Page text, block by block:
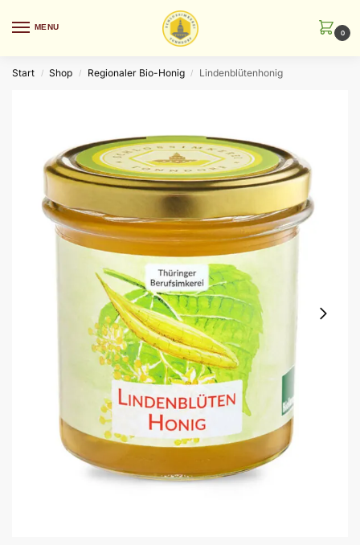
MENU
0
Start / Shop / Regionaler Bio-Honig / Lindenblütenhonig